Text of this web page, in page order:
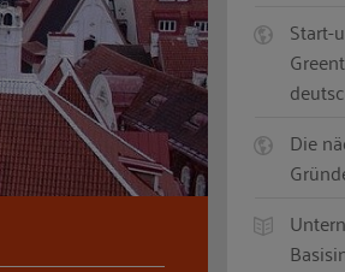
Start-
Die